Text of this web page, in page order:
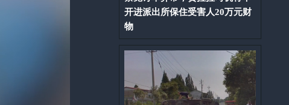
开进派出所保住受害人20万元财
物